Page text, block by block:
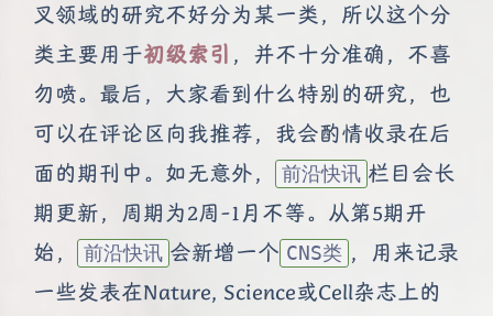
叉领域的研究不好分为某一类，所以这个分
类主要用于初级索引 ，并不十分准确，不喜
勿喷。最后，大家看到什么特别的研究，也
可以在评论区向我推荐，我会酌情收录在后
面的期刊中。如无意外，
前沿快讯 栏目会长
期更新，周期为2周-1月不等。从第5期开
始，
前沿快讯 会新增一个 CNS类 ，用来记录
一些发表在Nature, Science或Cell杂志上的